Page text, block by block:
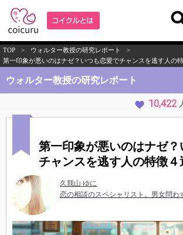
TOP > ウォルター教授の研究レポート
>
第一印象が悪いのはナゼ？いつも恋愛でチャンスを逃す人の
ウォルター教授の研究レポート
10,422
第一印象が悪いのはナゼ
チャンスを逃す人の特徴４
久我山 ゆに
恋の相談のスペシャリスト。男女問わ